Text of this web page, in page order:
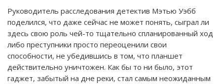
Руководитель расследования детектив Мэтью Уэбб
поделился, что даже сейчас не может понять, сыграл ли
здесь свою роль чей-то тщательно спланированный ход
либо преступники просто переоценили свои
способности, не убедившись в том, что планшет
действительно уничтожен. Как бы то ни было, этот
гаджет, забытый на дне реки, стал самым неожиданным